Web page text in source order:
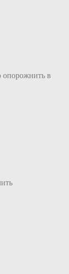
опорожнить в